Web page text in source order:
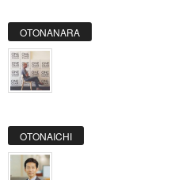
OTONANARA
OTONAICHI